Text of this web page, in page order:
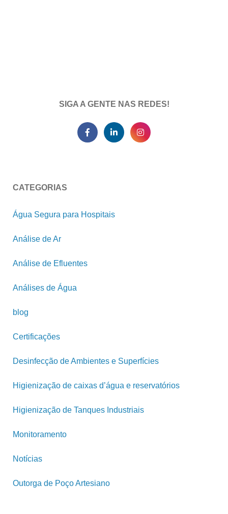
SIGA A GENTE NAS REDES!
CATEGORIAS
Água Segura para Hospitais
Análise de Ar
Análise de Efluentes
Análises de Água
blog
Certificações
Desinfecção de Ambientes e Superfícies
Higienização de caixas d’água e reservatórios
Higienização de Tanques Industriais
Monitoramento
Notícias
Outorga de Poço Artesiano